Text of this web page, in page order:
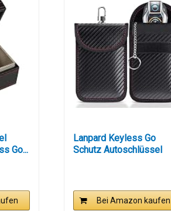
Go...
Lanpard Keyless Go
Schutz Autoschlüssel
Bei Amazon kaufen